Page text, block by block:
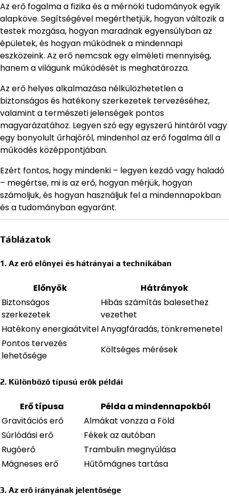
Az erő fogalma a fizika és a mérnöki tudományok egyik
alapköve. Segítségével megérthetjük, hogyan változik a
testek mozgása, hogyan maradnak egyensúlyban az
épületek, és hogyan működnek a mindennapi
eszközeink. Az erő nemcsak egy elméleti mennyiség,
hanem a világunk működését is meghatározza.
Az erő helyes alkalmazása nélkülözhetetlen a
biztonságos és hatékony szerkezetek tervezéséhez,
valamint a természeti jelenségek pontos
magyarázatához. Legyen szó egy egyszerű hintáról vagy
egy bonyolult űrhajóról, mindenhol az erő fogalma áll a
működés középpontjában.
Ezért fontos, hogy mindenki – legyen kezdő vagy haladó
– megértse, mi is az erő, hogyan mérjük, hogyan
számoljuk, és hogyan használjuk fel a mindennapokban
és a tudományban egyaránt.
Táblázatok
1. Az erő előnyei és hátrányai a technikában
Előnyök
Hátrányok
Biztonságos
szerkezetek
Hibás számítás balesethez
vezethet
Hatékony energiaátvitelAnyagfáradás, tönkremenetel
Pontos tervezés
lehetősége
Költséges mérések
2. Különböző típusú erők példái
Erő típusa
Példa a mindennapokból
Gravitációs erő
Almákat vonzza a Föld
Súrlódási erő
Fékek az autóban
Rugóerő
Trambulin megnyúlása
Mágneses erő
Hűtőmágnes tartása
3. Az erő irányának jelentősége